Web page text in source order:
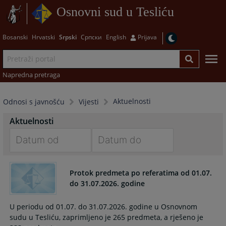
Osnovni sud u Tesliću
Bosanski Hrvatski Srpski Српски English Prijava
Napredna pretraga
Odnosi s javnošću Vijesti Aktuelnosti
Aktuelnosti
forward
interact
the
calendar
forward
to
the
calendar
Protok predmeta po referatima od 01.07.
do 31.07.2026. godine
U periodu od 01.07. do 31.07.2026. godine u Osnovnom
sudu u Tesliću, zaprimljeno je 265 predmeta, a rješeno je